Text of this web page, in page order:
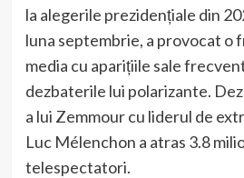
la alegerile prezidențiale din
luna septembrie, a provocat o
media cu aparițiile sale
dezbaterile lui polarizante.
a lui Zemmour cu liderul de
Luc Mélenchon a atras 3.8
telespectatori.